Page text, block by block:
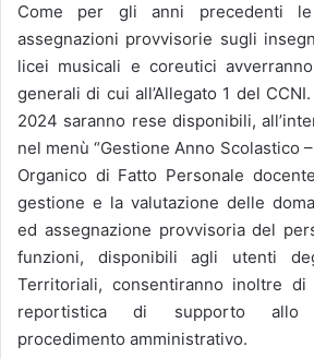
Come per gli anni precedenti
assegnazioni provvisorie sugli
licei musicali e coreutici
generali di cui all’Allegato 1 del
2024 saranno rese disponibili,
nel menù “Gestione Anno Scolastico
Organico di Fatto Personale
gestione e la valutazione delle
ed assegnazione provvisoria del
funzioni, disponibili agli utenti
Territoriali, consentiranno inoltre
reportistica di supporto allo
procedimento amministrativo.